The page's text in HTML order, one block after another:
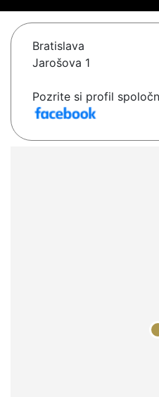
Bratislava
Jarošova 1
Pozrite si profil